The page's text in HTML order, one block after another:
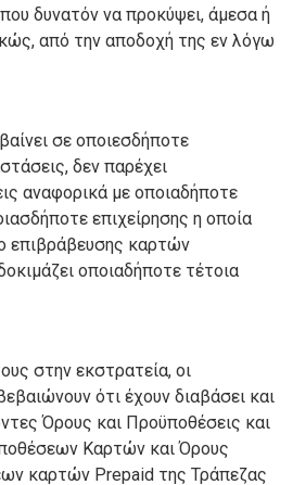
δυνατόν να προκύψει, άμεσα ή
από την αποδοχή της εν λόγω
σε οποιεσδήποτε
δεν παρέχει
αναφορικά με οποιαδήποτε
επιχείρησης η οποία
επιβράβευσης καρτών
οποιαδήποτε τέτοια
στην εκστρατεία, οι
ότι έχουν διαβάσει και
Όρους και Προϋποθέσεις και
Καρτών και Όρους
καρτών Prepaid της Τράπεζας